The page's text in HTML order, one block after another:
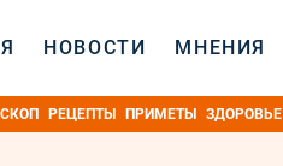
НОВОСТИ МНЕНИЯ
РЕЦЕПТЫ ПРИМЕТЫ ЗДОРОВЬЕ